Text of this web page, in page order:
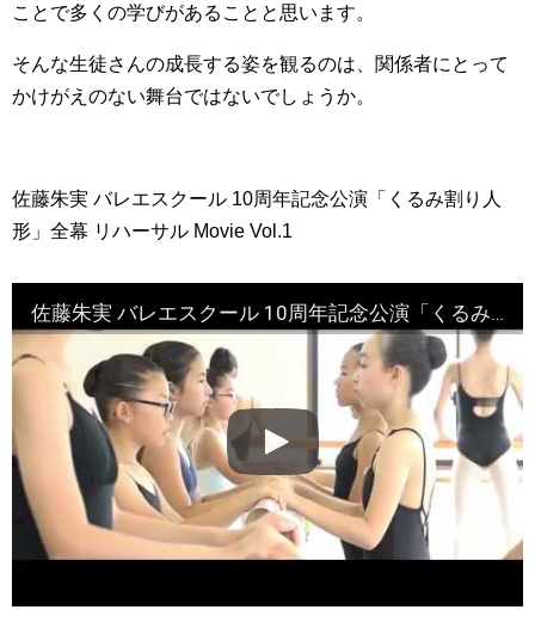
ことで多くの学びがあることと思います。
そんな生徒さんの成長する姿を観るのは、関係者にとって
かけがえのない舞台ではないでしょうか。
佐藤朱実 バレエスクール 10周年記念公演「くるみ割り人
形」全幕 リハーサル Movie Vol.1
佐藤朱実 バレエスクール 10周年記念公演「くるみ割り人形」全幕 リハーサル Movie Vol.1